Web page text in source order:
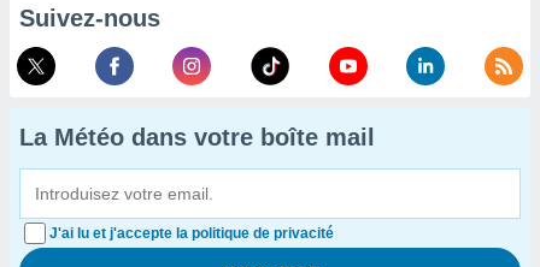
Suivez-nous
La Météo dans votre boîte mail
J'ai lu et j'accepte la politique de privacité